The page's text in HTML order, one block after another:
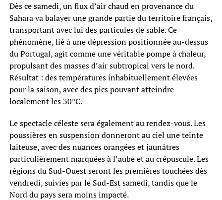
Dès ce samedi, un flux d’air chaud en provenance du
Sahara va balayer une grande partie du territoire français,
transportant avec lui des particules de sable. Ce
phénomène, lié à une dépression positionnée au-dessus
du Portugal, agit comme une véritable pompe à chaleur,
propulsant des masses d’air subtropical vers le nord.
Résultat : des températures inhabituellement élevées
pour la saison, avec des pics pouvant atteindre
localement les 30°C.
Le spectacle céleste sera également au rendez-vous. Les
poussières en suspension donneront au ciel une teinte
laiteuse, avec des nuances orangées et jaunâtres
particulièrement marquées à l’aube et au crépuscule. Les
régions du Sud-Ouest seront les premières touchées dès
vendredi, suivies par le Sud-Est samedi, tandis que le
Nord du pays sera moins impacté.